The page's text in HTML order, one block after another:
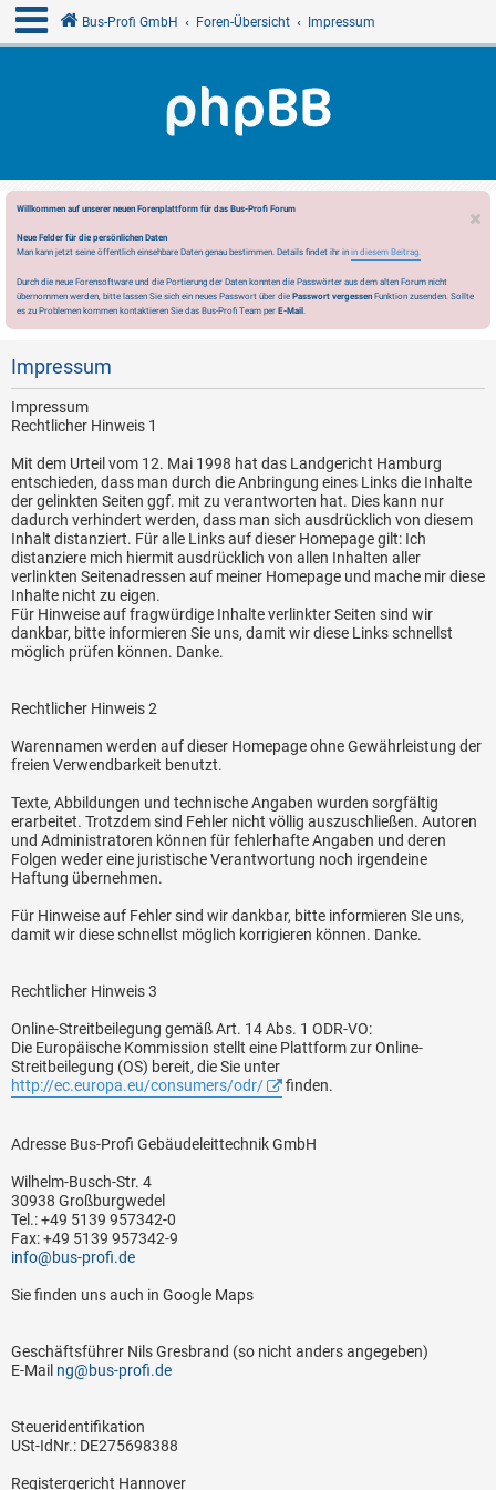
Bus-Profi GmbH Foren-Übersicht Impressum
Willkommen auf unserer neuen Forenplattform für das Bus-Profi Forum
Neue Felder für die persönlichen Daten
Man kann jetzt seine öffentlich einsehbare Daten genau bestimmen. Details findet ihr in in diesem Beitrag.
Durch die neue Forensoftware und die Portierung der Daten konnten die Passwörter aus dem alten Forum nicht
übernommen werden, bitte lassen Sie sich ein neues Passwort über die Passwort vergessen Funktion zusenden. Sollte
es zu Problemen kommen kontaktieren Sie das Bus-Profi Team per E-Mail.
Impressum
Impressum
Rechtlicher Hinweis 1
Mit dem Urteil vom 12. Mai 1998 hat das Landgericht Hamburg
entschieden, dass man durch die Anbringung eines Links die Inhalte
der gelinkten Seiten ggf. mit zu verantworten hat. Dies kann nur
dadurch verhindert werden, dass man sich ausdrücklich von diesem
Inhalt distanziert. Für alle Links auf dieser Homepage gilt: Ich
distanziere mich hiermit ausdrücklich von allen Inhalten aller
verlinkten Seitenadressen auf meiner Homepage und mache mir diese
Inhalte nicht zu eigen.
Für Hinweise auf fragwürdige Inhalte verlinkter Seiten sind wir
dankbar, bitte informieren Sie uns, damit wir diese Links schnellst
möglich prüfen können. Danke.
Rechtlicher Hinweis 2
Warennamen werden auf dieser Homepage ohne Gewährleistung der
freien Verwendbarkeit benutzt.
Texte, Abbildungen und technische Angaben wurden sorgfältig
erarbeitet. Trotzdem sind Fehler nicht völlig auszuschließen. Autoren
und Administratoren können für fehlerhafte Angaben und deren
Folgen weder eine juristische Verantwortung noch irgendeine
Haftung übernehmen.
Für Hinweise auf Fehler sind wir dankbar, bitte informieren SIe uns,
damit wir diese schnellst möglich korrigieren können. Danke.
Rechtlicher Hinweis 3
Online-Streitbeilegung gemäß Art. 14 Abs. 1 ODR-VO:
Die Europäische Kommission stellt eine Plattform zur Online-
Streitbeilegung (OS) bereit, die Sie unter
http://ec.europa.eu/consumers/odr/
finden.
Adresse Bus-Profi Gebäudeleittechnik GmbH
Wilhelm-Busch-Str. 4
30938 Großburgwedel
Tel.: +49 5139 957342-0
Fax: +49 5139 957342-9
info@bus-profi.de
Sie finden uns auch in Google Maps
Geschäftsführer Nils Gresbrand (so nicht anders angegeben)
E-Mail ng@bus-profi.de
Steueridentifikation
USt-IdNr.: DE275698388
Registergericht Hannover